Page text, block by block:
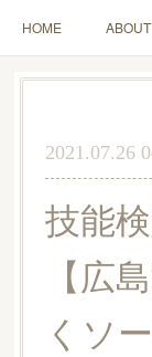
HOME ABOUT
MAIL
2021.07.26
技能
【広
くソ